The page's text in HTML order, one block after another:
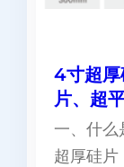
4寸超厚
片、超
一、什么
超厚硅片